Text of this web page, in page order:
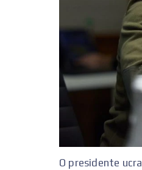
O presidente